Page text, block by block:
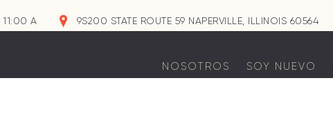
11:00 A 9S200 STATE ROUTE 59 NAPERVILLE, ILLINOIS 60564
NOSOTROS SOY NUEVO